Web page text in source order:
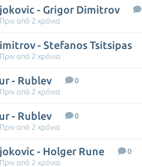
- Grigor Dimitrov
από 2 χρόνια
- Stefanos Tsitsipas
από 2 χρόνια
- Rublev
0
από 2 χρόνια
- Rublev
0
από 2 χρόνια
- Holger Rune
0
από 2 χρόνια